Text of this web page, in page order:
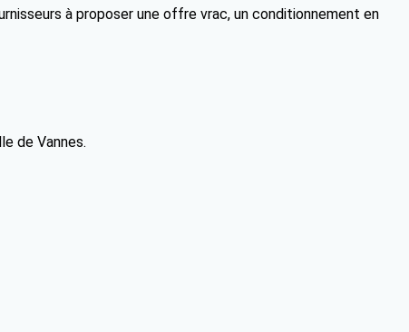
à proposer une offre vrac, un conditionnement en
de Vannes.